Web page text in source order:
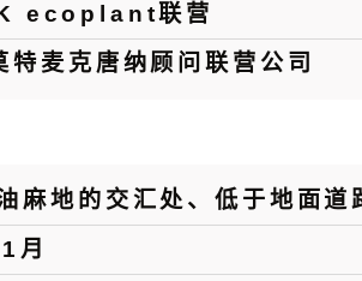
ecoplant联营
特麦克唐纳顾问联营公司
麻地的交汇处、低于地面道
月